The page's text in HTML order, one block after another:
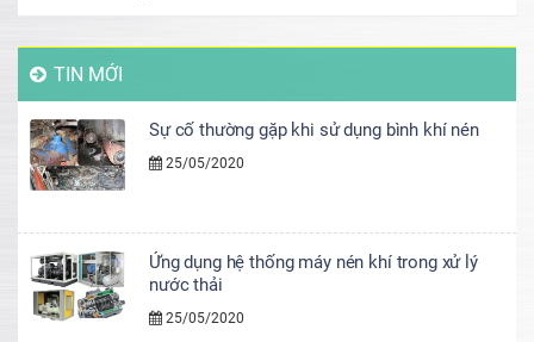
TIN MỚI
Sự cố thường gặp khi sử dụng bình khí nén
25/05/2020
Ứng dụng hệ thống máy nén khí trong xử lý
nước thải
25/05/2020